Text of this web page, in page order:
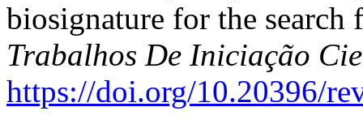
biosignature for the
Trabalhos De Iniciação
https://doi.org/10.20396/